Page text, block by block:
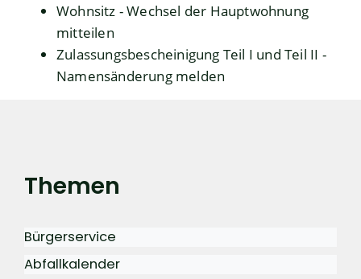
Wohnsitz - Wechsel der Hauptwohnung
mitteilen
Zulassungsbescheinigung Teil I und Teil II -
Namensänderung melden
Themen
Bürgerservice
Abfallkalender